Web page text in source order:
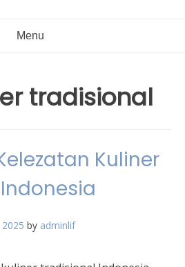
Menu
tradisional
Kuliner
by adminlif